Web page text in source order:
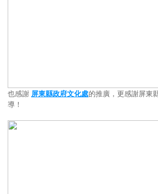
也感謝 屏東縣政府文化處的推廣，更感謝屏東
導！